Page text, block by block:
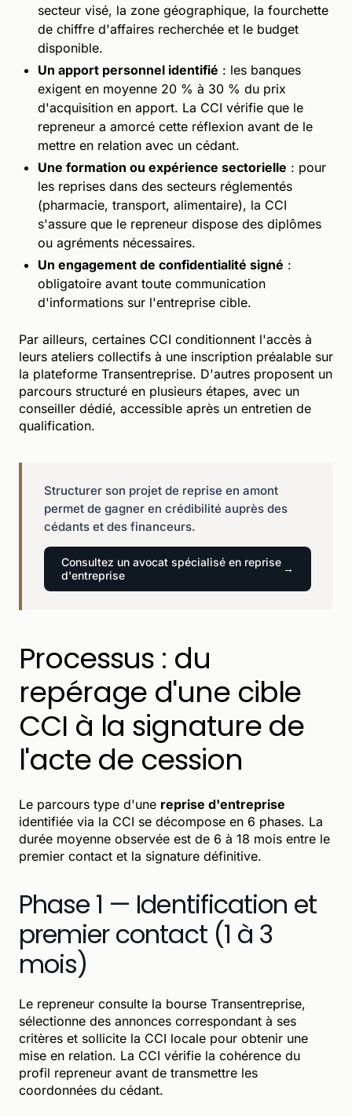
secteur visé, la zone géographique, la fourchette
de chiffre d'affaires recherchée et le budget
disponible.
Un apport personnel identifié : les banques
exigent en moyenne 20 % à 30 % du prix
d'acquisition en apport. La CCI vérifie que le
repreneur a amorcé cette réflexion avant de le
mettre en relation avec un cédant.
Une formation ou expérience sectorielle : pour
les reprises dans des secteurs réglementés
(pharmacie, transport, alimentaire), la CCI
s'assure que le repreneur dispose des diplômes
ou agréments nécessaires.
Un engagement de confidentialité signé :
obligatoire avant toute communication
d'informations sur l'entreprise cible.
Par ailleurs, certaines CCI conditionnent l'accès à
leurs ateliers collectifs à une inscription préalable sur
la plateforme Transentreprise. D'autres proposent un
parcours structuré en plusieurs étapes, avec un
conseiller dédié, accessible après un entretien de
qualification.
Structurer son projet de reprise en amont
permet de gagner en crédibilité auprès des
cédants et des financeurs.
Consultez un avocat spécialisé en reprise
d'entreprise
Processus : du
repérage d'une cible
CCI à la signature de
l'acte de cession
Le parcours type d'une reprise d'entreprise
identifiée via la CCI se décompose en 6 phases. La
durée moyenne observée est de 6 à 18 mois entre le
premier contact et la signature définitive.
Phase 1 — Identification et
premier contact (1 à 3
mois)
Le repreneur consulte la bourse Transentreprise,
sélectionne des annonces correspondant à ses
critères et sollicite la CCI locale pour obtenir une
mise en relation. La CCI vérifie la cohérence du
profil repreneur avant de transmettre les
coordonnées du cédant.